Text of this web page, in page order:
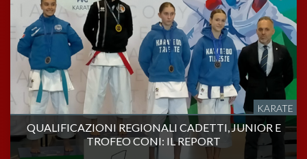
KARATE
QUALIFICAZIONI REGIONALI CADETTI, JUNIOR E
TROFEO CONI: IL REPORT